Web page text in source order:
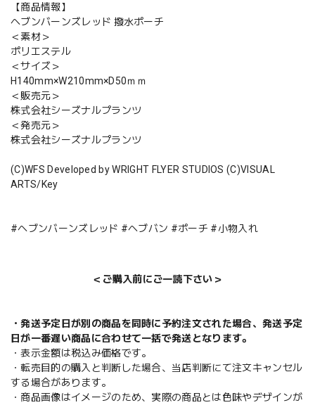
【商品情報】
ヘブンバーンズレッド 撥水ポーチ
＜素材＞
ポリエステル
＜サイズ＞
H140mm×W210mm×D50ｍｍ
＜販売元＞
株式会社シーズナルプランツ
＜発売元＞
株式会社シーズナルプランツ
(C)WFS Developed by WRIGHT FLYER STUDIOS (C)VISUAL
ARTS/Key
#ヘブンバーンズレッド #ヘブバン #ポーチ #小物入れ
＜ご購入前にご一読下さい＞
・発送予定日が別の商品を同時に予約注文された場合、発送予定
日が一番遅い商品に合わせて一括で発送となります。
・表示金額は税込み価格です。
・転売目的の購入と判断した場合、当店判断にて注文キャンセル
する場合があります。
・商品画像はイメージのため、実際の商品とは色味やデザインが